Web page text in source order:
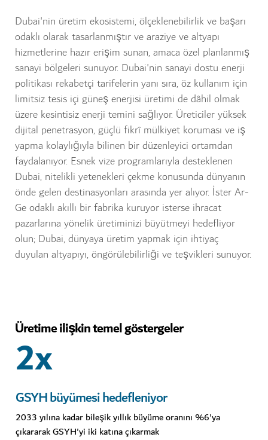
Dubai'nin üretim ekosistemi, ölçeklenebilirlik ve başarı
odaklı olarak tasarlanmıştır ve araziye ve altyapı
hizmetlerine hazır erişim sunan, amaca özel planlanmış
sanayi bölgeleri sunuyor. Dubai'nin sanayi dostu enerji
politikası rekabetçi tarifelerin yanı sıra, öz kullanım için
limitsiz tesis içi güneş enerjisi üretimi de dâhil olmak
üzere kesintisiz enerji temini sağlıyor. Üreticiler yüksek
dijital penetrasyon, güçlü fikrî mülkiyet koruması ve iş
yapma kolaylığıyla bilinen bir düzenleyici ortamdan
faydalanıyor. Esnek vize programlarıyla desteklenen
Dubai, nitelikli yetenekleri çekme konusunda dünyanın
önde gelen destinasyonları arasında yer alıyor. İster Ar-
Ge odaklı akıllı bir fabrika kuruyor isterse ihracat
pazarlarına yönelik üretiminizi büyütmeyi hedefliyor
olun; Dubai, dünyaya üretim yapmak için ihtiyaç
duyulan altyapıyı, öngörülebilirliği ve teşvikleri sunuyor.
Üretime ilişkin temel göstergeler
2x
GSYH büyümesi hedefleniyor
2033 yılına kadar bileşik yıllık büyüme oranını %6'ya
çıkararak GSYH'yi iki katına çıkarmak